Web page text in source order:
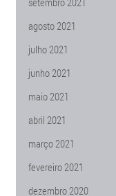
agosto 2021
julho 2021
junho 2021
maio 2021
abril 2021
março 2021
fevereiro 2021
dezembro 2020